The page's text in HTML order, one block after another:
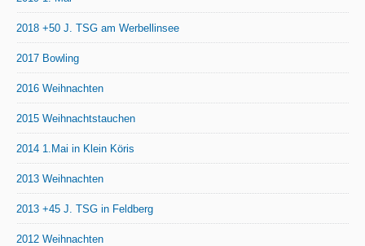
2018 +50 J. TSG am Werbellinsee
2017 Bowling
2016 Weihnachten
2015 Weihnachtstauchen
2014 1.Mai in Klein Köris
2013 Weihnachten
2013 +45 J. TSG in Feldberg
2012 Weihnachten